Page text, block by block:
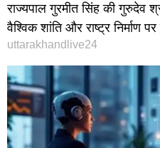
राज्यपाल गुरमीत सिंह की गुरुदेव
वैश्विक शांति और राष्ट्र निर्माण
uttarakhandlive24